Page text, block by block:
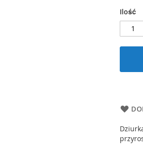
Ilość